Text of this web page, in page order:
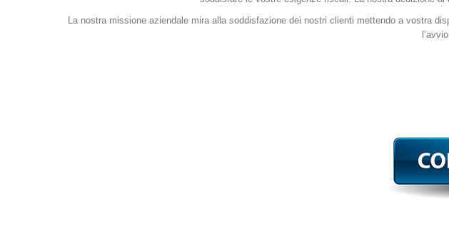
La nostra missione aziendale mira alla soddisfazione dei nostri clienti mettendo a vostra